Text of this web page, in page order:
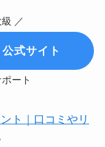
／
式サイト
ート
ト｜口コミやリ